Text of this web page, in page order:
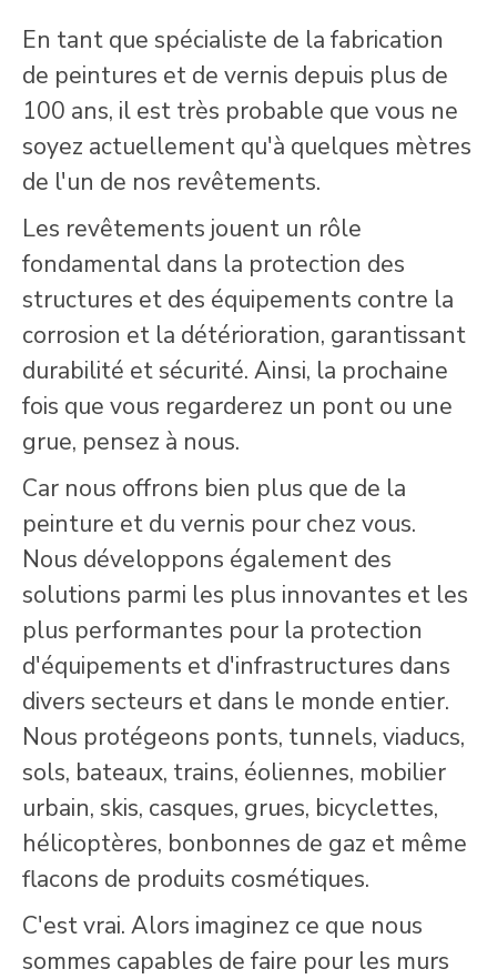
En tant que spécialiste de la fabrication
de peintures et de vernis depuis plus de
100 ans, il est très probable que vous ne
soyez actuellement qu'à quelques mètres
de l'un de nos revêtements.
Les revêtements jouent un rôle
fondamental dans la protection des
structures et des équipements contre la
corrosion et la détérioration, garantissant
durabilité et sécurité. Ainsi, la prochaine
fois que vous regarderez un pont ou une
grue, pensez à nous.
Car nous offrons bien plus que de la
peinture et du vernis pour chez vous.
Nous développons également des
solutions parmi les plus innovantes et les
plus performantes pour la protection
d'équipements et d'infrastructures dans
divers secteurs et dans le monde entier.
Nous protégeons ponts, tunnels, viaducs,
sols, bateaux, trains, éoliennes, mobilier
urbain, skis, casques, grues, bicyclettes,
hélicoptères, bonbonnes de gaz et même
flacons de produits cosmétiques.
C'est vrai. Alors imaginez ce que nous
sommes capables de faire pour les murs